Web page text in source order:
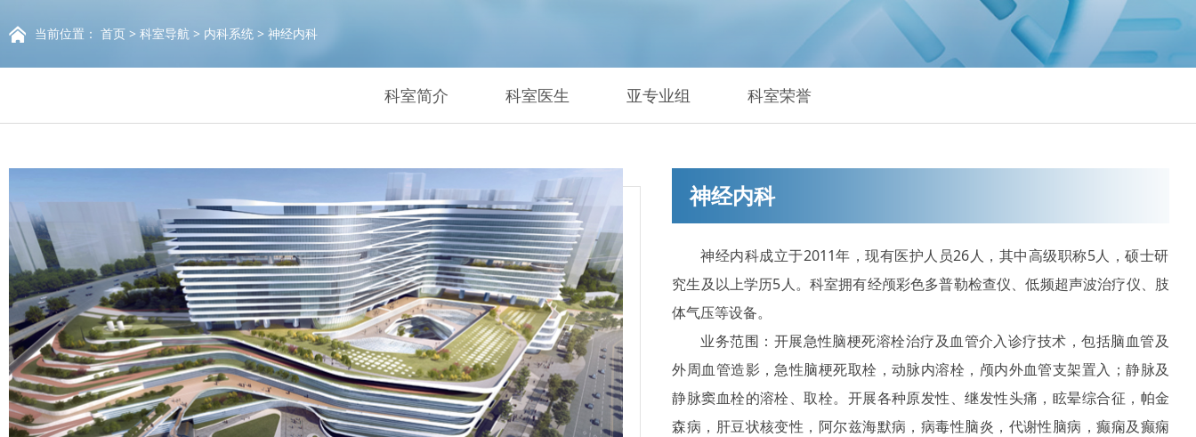
当前位置： 首页 > 科室导航 > 内科系统 > 神经内科
科室简介 科室医生 亚专业组 科室荣誉
神经内科
神经内科成立于2011年，现有医护人员26人，其中高级职称5人，硕士研
究生及以上学历5人。科室拥有经颅彩色多普勒检查仪、低频超声波治疗仪、肢
体气压等设备。
业务范围：开展急性脑梗死溶栓治疗及血管介入诊疗技术，包括脑血管及
外周血管造影，急性脑梗死取栓，动脉内溶栓，颅内外血管支架置入；静脉及
静脉窦血栓的溶栓、取栓。开展各种原发性、继发性头痛，眩晕综合征，帕金
森病，肝豆状核变性，阿尔兹海默病，病毒性脑炎，代谢性脑病，癫痫及癫痫